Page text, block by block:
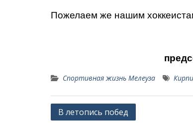
Пожелаем же нашим
Спортивная жизнь Мелеуза
Навигация
В летопись побед